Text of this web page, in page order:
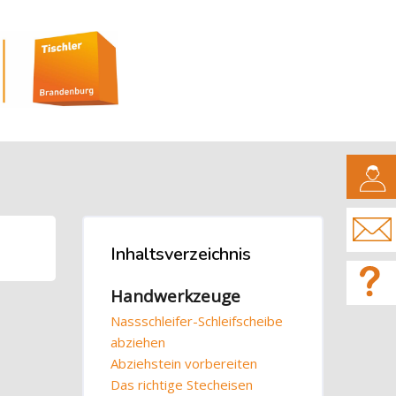
Inhaltsverzeichnis überspringen
Inhaltsverzeichnis
Handwerkzeuge
Nassschleifer-Schleifscheibe
abziehen
Abziehstein vorbereiten
Das richtige Stecheisen